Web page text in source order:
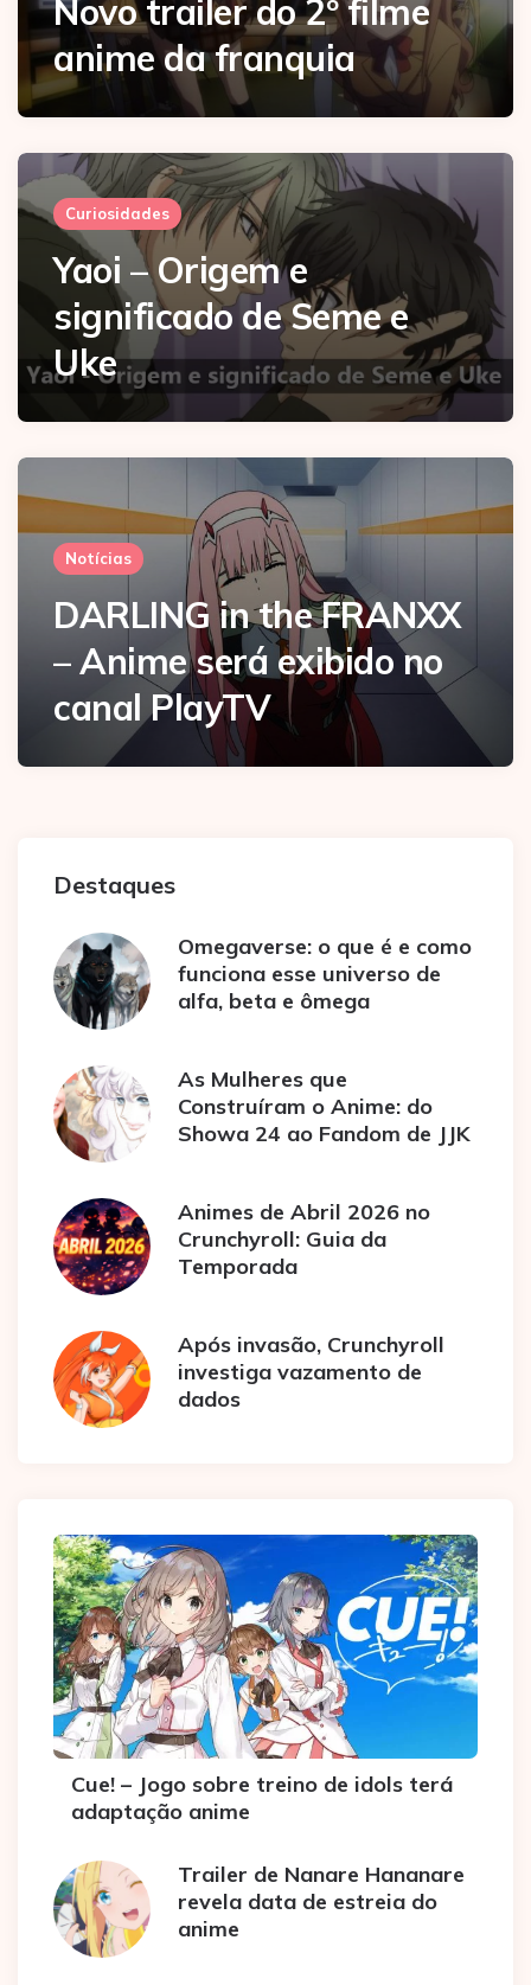
Novo trailer do 2º filme
anime da franquia
Curiosidades
Yaoi – Origem e
significado de Seme e
Uke
Notícias
DARLING in the FRANXX
– Anime será exibido no
canal PlayTV
Destaques
Omegaverse: o que é e como
funciona esse universo de
alfa, beta e ômega
As Mulheres que
Construíram o Anime: do
Showa 24 ao Fandom de JJK
Animes de Abril 2026 no
Crunchyroll: Guia da
Temporada
Após invasão, Crunchyroll
investiga vazamento de
dados
Cue! – Jogo sobre treino de idols terá
adaptação anime
Trailer de Nanare Hananare
revela data de estreia do
anime